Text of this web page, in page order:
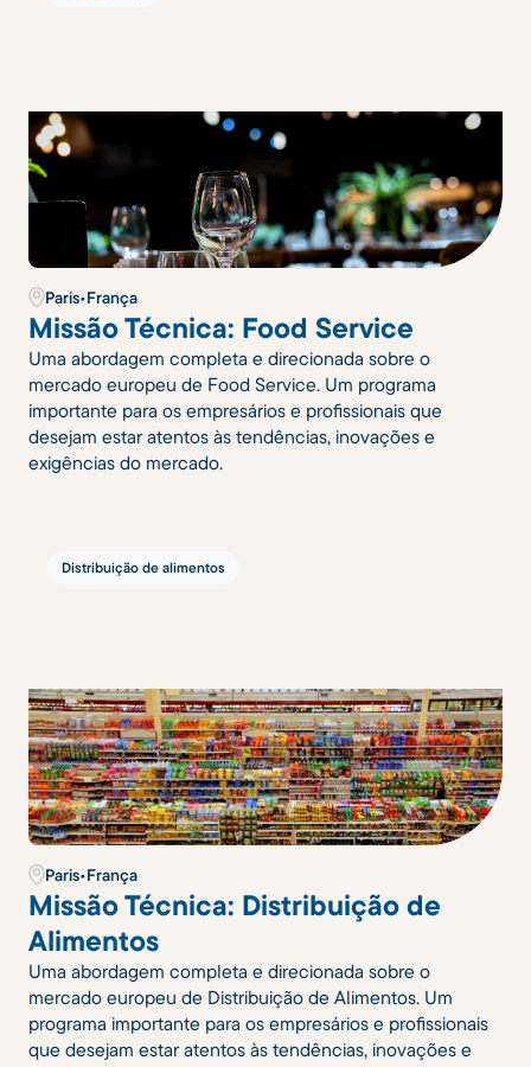
Paris•França
Missão Técnica: Food Service
Uma abordagem completa e direcionada sobre o
mercado europeu de Food Service. Um programa
importante para os empresários e profissionais que
desejam estar atentos às tendências, inovações e
exigências do mercado.
Distribuição de alimentos
Paris•França
Missão Técnica: Distribuição de
Alimentos
Uma abordagem completa e direcionada sobre o
mercado europeu de Distribuição de Alimentos. Um
programa importante para os empresários e profissionais
que desejam estar atentos às tendências, inovações e